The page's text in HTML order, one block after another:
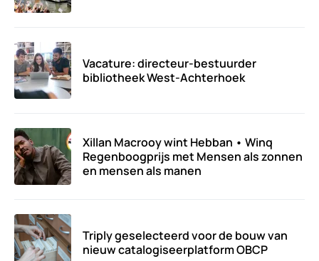
Vacature: directeur-bestuurder
bibliotheek West-Achterhoek
Xillan Macrooy wint Hebban • Winq
Regenboogprijs met Mensen als zonnen
en mensen als manen
Triply geselecteerd voor de bouw van
nieuw catalogiseerplatform OBCP